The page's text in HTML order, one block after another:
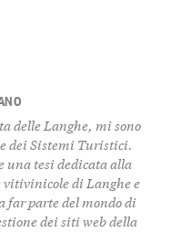
delle Langhe, mi sono
dei Sistemi Turistici.
una tesi dedicata alla
vitivinicole di Langhe e
far parte del mondo di
dei siti web della